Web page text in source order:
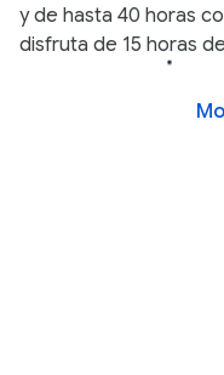
y de hasta 40 horas
disfruta de 15 horas